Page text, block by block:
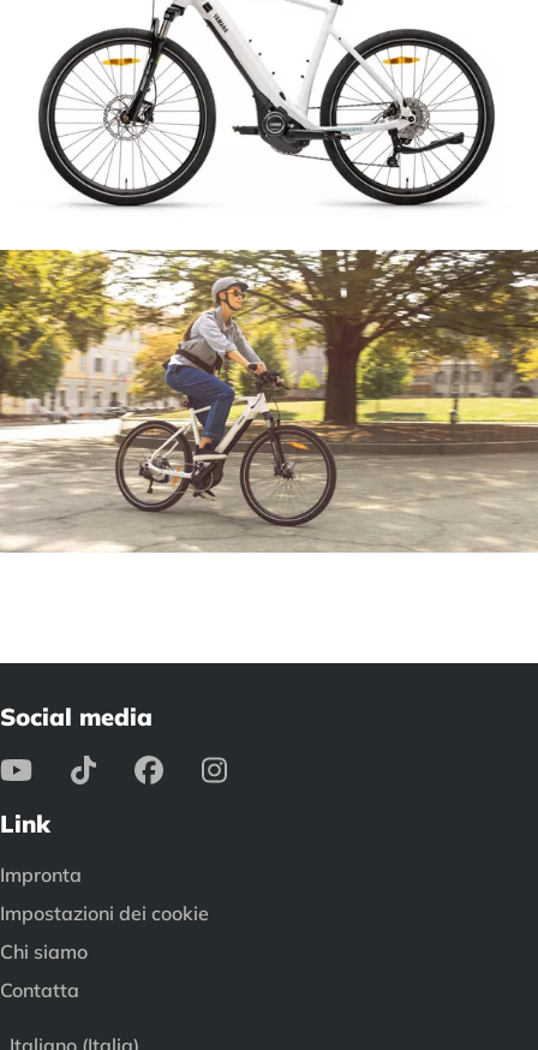
Social media
Link
Impronta
Impostazioni dei cookie
Chi siamo
Contatta
Italiano (Italia)